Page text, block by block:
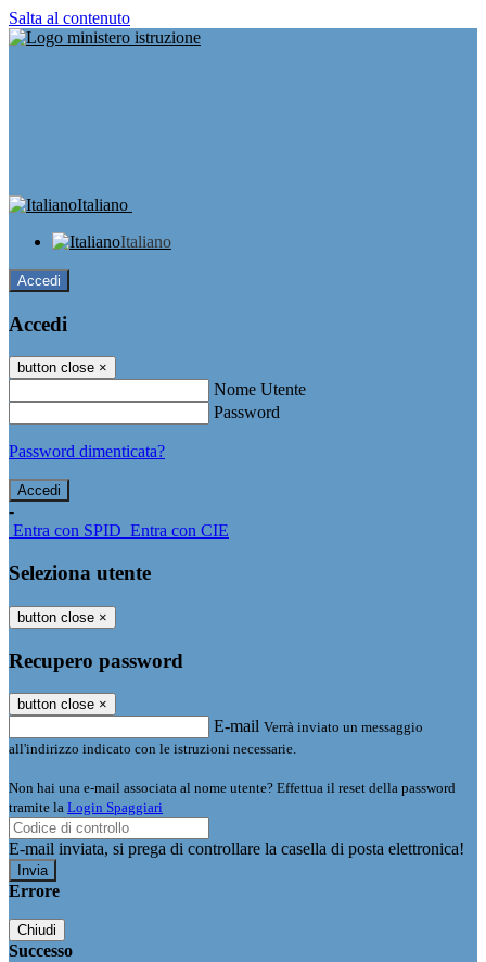
Salta al contenuto
Italiano
Italiano
Accedi
Accedi
button close ×
Nome Utente
Password
Password dimenticata?
-
Entra con SPID Entra con CIE
Seleziona utente
button close ×
Recupero password
button close ×
E-mail Verrà inviato un messaggio
all'indirizzo indicato con le istruzioni necessarie.
Non hai una e-mail associata al nome utente? Effettua il reset della password
tramite la Login Spaggiari
E-mail inviata, si prega di controllare la casella di posta elettronica!
Errore
Chiudi
Successo